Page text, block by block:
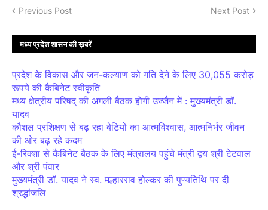
Previous Post Next Post
मध्य प्रदेश शासन की ख़बरें
प्रदेश के विकास और जन-कल्याण को गति देने के लिए 30,055 करोड़
रूपये की कैबिनेट स्वीकृति
मध्य क्षेत्रीय परिषद् की अगली बैठक होगी उज्जैन में : मुख्यमंत्री डॉ.
यादव
कौशल प्रशिक्षण से बढ़ रहा बेटियों का आत्मविश्वास, आत्मनिर्भर जीवन
की ओर बढ़ रहे कदम
ई-रिक्शा से कैबिनेट बैठक के लिए मंत्रालय पहुंचे मंत्री द्वय श्री टेटवाल
और श्री पंवार
मुख्यमंत्री डॉ. यादव ने स्व. मल्हारराव होल्कर की पुण्यतिथि पर दी
श्रद्धांजलि